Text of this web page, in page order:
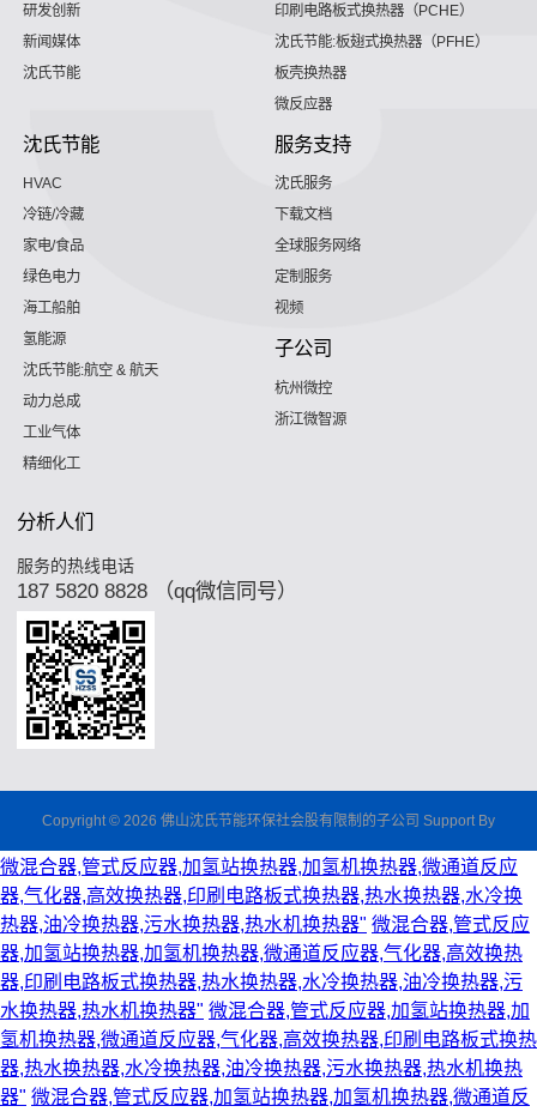
研发创新
新闻媒体
沈氏节能
印刷电路板式换热器（PCHE）
沈氏节能:板翅式换热器（PFHE）
板壳换热器
微反应器
沈氏节能
HVAC
冷链/冷藏
家电/食品
绿色电力
海工船舶
氢能源
沈氏节能:航空 & 航天
动力总成
工业气体
精细化工
服务支持
沈氏服务
下载文档
全球服务网络
定制服务
视频
子公司
杭州微控
浙江微智源
分析人们
服务的热线电话
187 5820 8828 （qq微信同号）
Copyright © 2026 佛山沈氏节能环保社会股有限制的子公司 Support By
微混合器,管式反应器,加氢站换热器,加氢机换热器,微通道反应
器,气化器,高效换热器,印刷电路板式换热器,热水换热器,水冷换
热器,油冷换热器,污水换热器,热水机换热器" 微混合器,管式反应
器,加氢站换热器,加氢机换热器,微通道反应器,气化器,高效换热
器,印刷电路板式换热器,热水换热器,水冷换热器,油冷换热器,污
水换热器,热水机换热器" 微混合器,管式反应器,加氢站换热器,加
氢机换热器,微通道反应器,气化器,高效换热器,印刷电路板式换热
器,热水换热器,水冷换热器,油冷换热器,污水换热器,热水机换热
器" 微混合器,管式反应器,加氢站换热器,加氢机换热器,微通道反